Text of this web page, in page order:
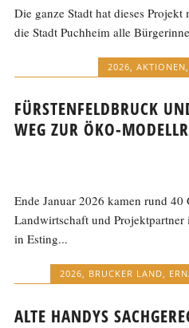
Die ganze Stadt hat dieses
die Stadt Puchheim alle
2026, AKTIONEN,
FÜRSTENFELDBRUCK
WEG ZUR ÖKO-
Ende Januar 2026 kamen rund
Landwirtschaft und
in Esting...
2026, BRUCKER LAND,
ALTE HANDYS